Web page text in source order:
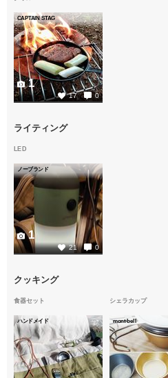
CAPTAIN STAG
17 0
1
ライティング
LED
ノーブランド
21 0
1
クッキング
食器セット
ハンドメイド
シェラカップ
mont-bell